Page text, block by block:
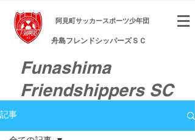
舟島フレンドシッパーズＳＣ
​阿見町サッカースポーツ少年団
Funashima
Friendshippers SC
記事